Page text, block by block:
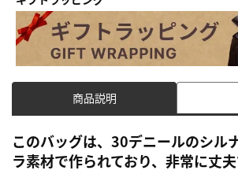
商品説明
このバッグは、30デニールのシル
ラ素材で作られており、非常に丈